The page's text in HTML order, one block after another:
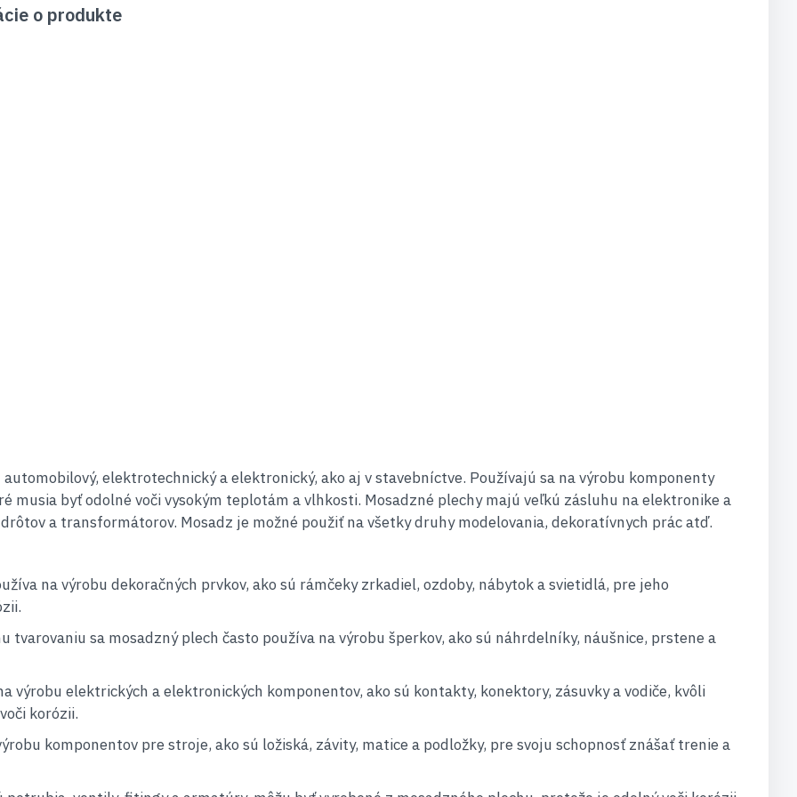
o produkte
elektrotechnický a elektronický, ako aj v stavebníctve. Používajú sa na výrobu komponenty
musia byť odolné voči vysokým teplotám a vlhkosti. Mosadzné plechy majú veľkú zásluhu na elektronike a
a transformátorov. Mosadz je možné použiť na všetky druhy modelovania, dekoratívnych prác atď.
na výrobu dekoračných prvkov, ako sú rámčeky zrkadiel, ozdoby, nábytok a svietidlá, pre jeho
tvarovaniu sa mosadzný plech často používa na výrobu šperkov, ako sú náhrdelníky, náušnice, prstene a
výrobu elektrických a elektronických komponentov, ako sú kontakty, konektory, zásuvky a vodiče, kvôli
korózii.
komponentov pre stroje, ako sú ložiská, závity, matice a podložky, pre svoju schopnosť znášať trenie a